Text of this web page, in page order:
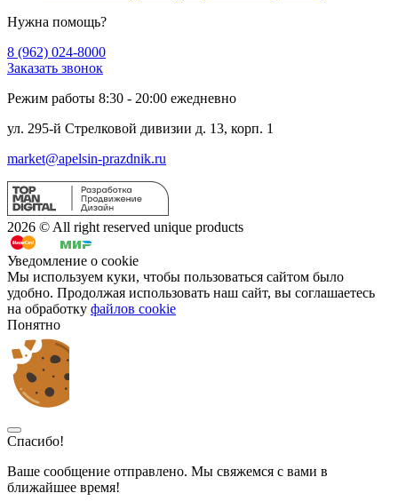
Нужна помощь?
8 (962) 024-8000
Заказать звонок
Режим работы 8:30 - 20:00 ежедневно
ул. 295-й Стрелковой дивизии д. 13, корп. 1
market@apelsin-prazdnik.ru
2026 © All right reserved unique products
Уведомление о cookie
Мы используем куки, чтобы пользоваться сайтом было
удобно. Продолжая использовать наш сайт, вы соглашаетесь
на обработку файлов cookie
Понятно
Спасибо!
Ваше сообщение отправлено. Мы свяжемся с вами в
ближайшее время!